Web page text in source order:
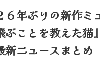
６年ぶりの新作ミ
ぶことを教えた猫
新ニュースまとめ